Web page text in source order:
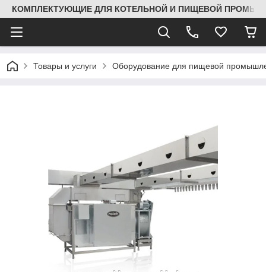
КОМПЛЕКТУЮЩИЕ ДЛЯ КОТЕЛЬНОЙ И ПИЩЕВОЙ
Товары и услуги Оборудование для пищевой